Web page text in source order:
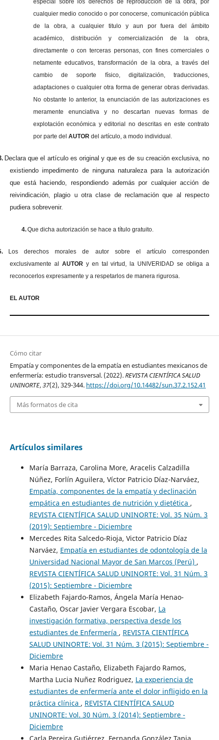
especial sobre los derechos de reproducción de la obra, por
cualquier medio conocido o por conocerse, comunicación pública
de la obra, a cualquier titulo y aun por fuera del ámbito
académico, distribución y comercialización de la obra,
directamente o con terceras personas, con fines comerciales o
netamente educativos, transformación de la obra, a través del
cambio de soporte físico, digitalización, traducciones,
adaptaciones o cualquier otra forma de generar obras derivadas.
No obstante lo anterior, la enunciación de las autorizaciones es
meramente enunciativa y no descartan nuevas formas de
explotación económica y editorial no descritas en este contrato
por parte del AUTORdel artículo, a modo individual.
Declara que el artículo es original y que es de su creación exclusiva, no
existiendo impedimento de ninguna naturaleza para la autorización
que está haciendo, respondiendo además por cualquier acción de
reivindicación, plagio u otra clase de reclamación que al respecto
pudiera sobrevenir.
4.Que dicha autorización se hace a título gratuito.
Los derechos morales de autor sobre el artículo corresponden
exclusivamente al AUTOR y en tal virtud, la UNIVERIDAD se obliga a
reconocerlos expresamente y a respetarlos de manera rigurosa.
EL AUTOR
Cómo citar
Empatía y componentes de la empatía en estudiantes mexicanos de
enfermería: estudio transversal. (2022).REVISTA CIENTÍFICA SALUD
UNINORTE,37(2), 329-344. https://doi.org/10.14482/sun.37.2.152.41
Más formatos de cita
Artículos similares
María Barraza, Carolina More, Aracelis Calzadilla
Núñez, Forlín Aguilera, Víctor Patricio Díaz-Narváez,
Empatía, componentes de la empatía y declinación
empática en estudiantes de nutrición y dietética ,
REVISTA CIENTÍFICA SALUD UNINORTE: Vol. 35 Núm. 3
(2019): Septiembre - Diciembre
Mercedes Rita Salcedo-Rioja, Victor Patricio Díaz
Narváez, Empatía en estudiantes de odontología de la
Universidad Nacional Mayor de San Marcos (Perú) ,
REVISTA CIENTÍFICA SALUD UNINORTE: Vol. 31 Núm. 3
(2015): Septiembre - Diciembre
Elizabeth Fajardo-Ramos, Ángela María Henao-
Castaño, Oscar Javier Vergara Escobar, La
investigación formativa, perspectiva desde los
estudiantes de Enfermería , REVISTA CIENTÍFICA
SALUD UNINORTE: Vol. 31 Núm. 3 (2015): Septiembre -
Diciembre
Maria Henao Castaño, Elizabeth Fajardo Ramos,
Martha Lucia Nuñez Rodriguez, La experiencia de
estudiantes de enfermería ante el dolor infligido en la
práctica clínica , REVISTA CIENTÍFICA SALUD
UNINORTE: Vol. 30 Núm. 3 (2014): Septiembre -
Diciembre